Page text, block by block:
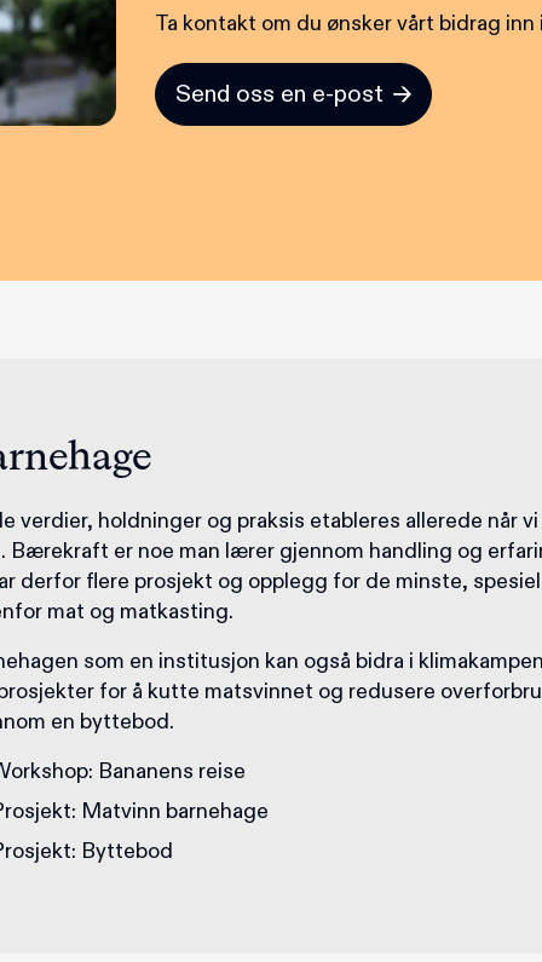
Ta kontakt om du ønsker vårt bidrag
Send oss en e-post
verdier, holdninger og praksis etableres allerede når
Bærekraft er noe man lærer gjennom handling og
derfor flere prosjekt og opplegg for de minste,
mat og matkasting.
som en institusjon kan også bidra i
for å kutte matsvinnet og redusere
en byttebod.
Bananens reise
Matvinn barnehage
Byttebod